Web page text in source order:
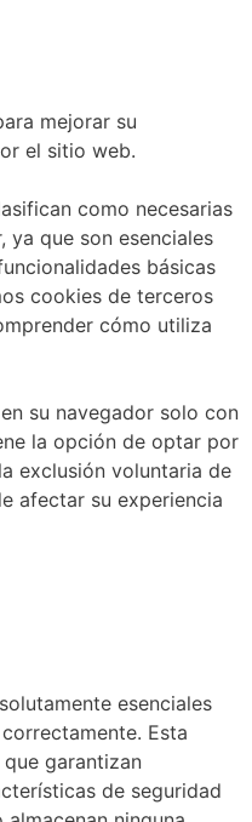
mejorar su
el sitio web.
como necesarias
ya que son esenciales
básicas
cookies de terceros
cómo utiliza
su navegador solo con
la opción de optar por
exclusión voluntaria de
afectar su experiencia
esenciales
Esta
garantizan
de seguridad